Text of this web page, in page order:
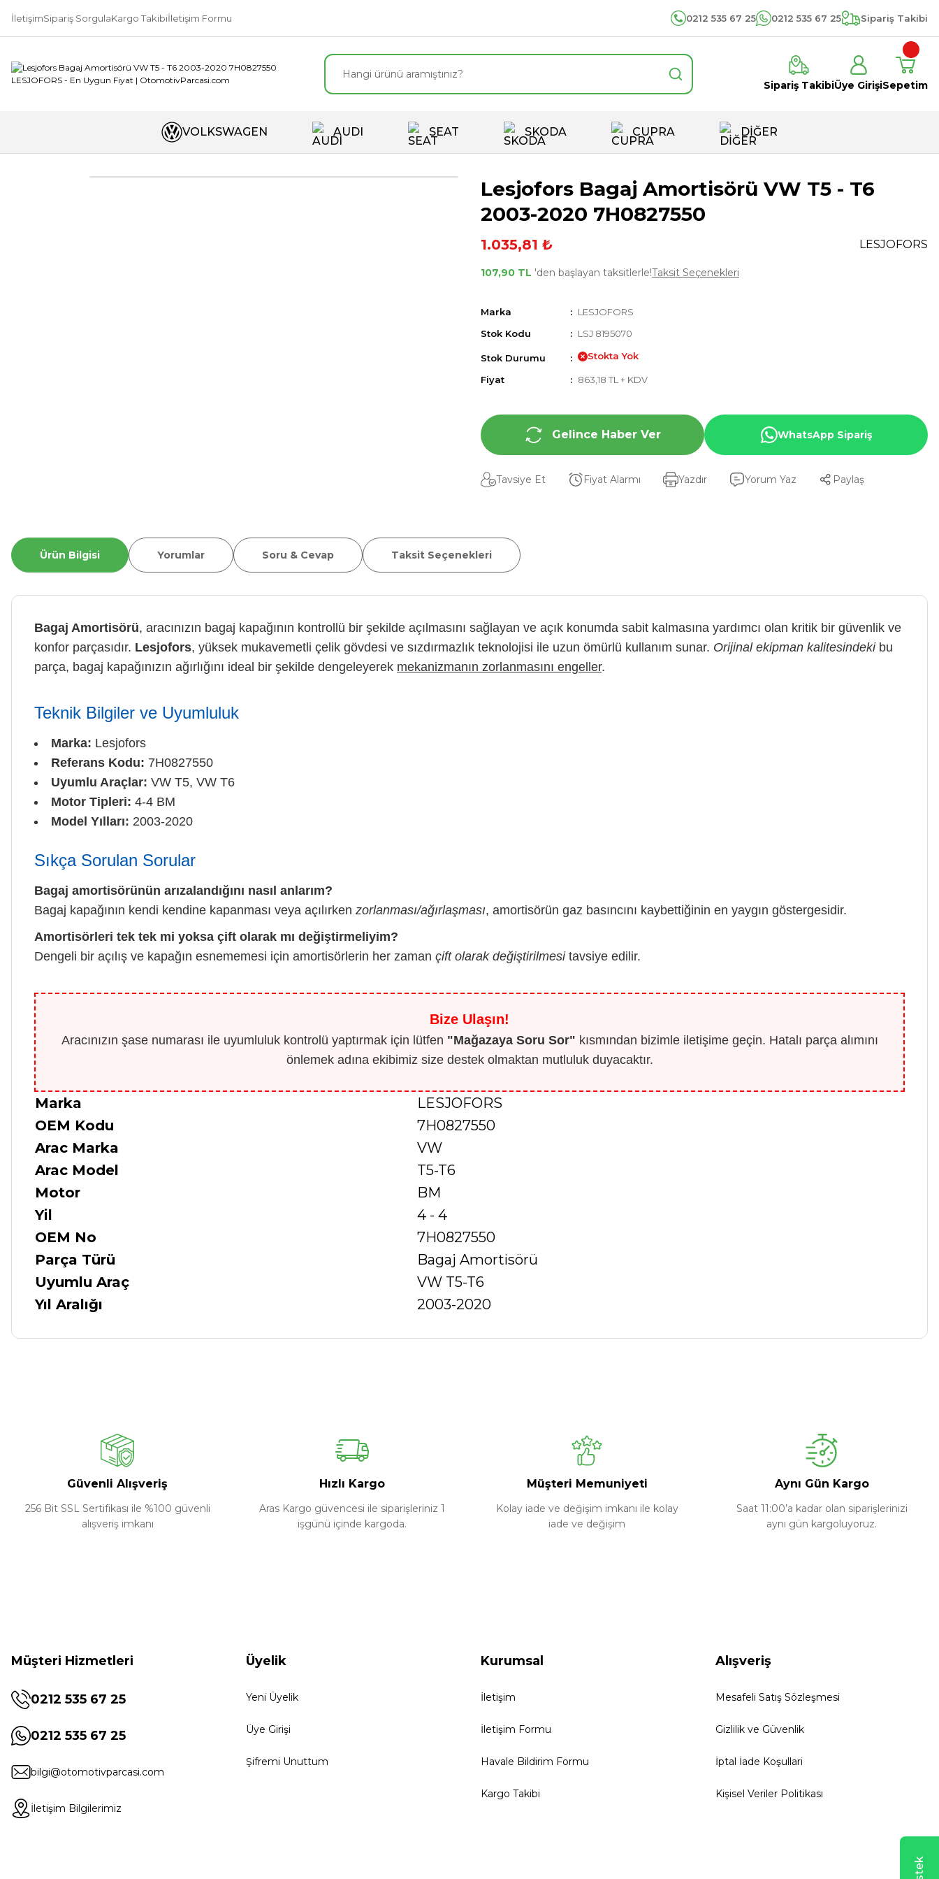
İletişimSipariş SorgulaKargo Takibiİletişim Formu 0212 535 67 25 0212 535 67 25 Sipariş Takibi
Sipariş TakibiÜye GirişiSepetim
VOLKSWAGEN AUDI SEAT SKODA CUPRA DİĞER
Lesjofors Bagaj Amortisörü VW T5 - T6
2003-2020 7H0827550
1.035,81 ₺ LESJOFORS
107,90 TL 'den başlayan taksitlerle!Taksit Seçenekleri
Marka
LESJOFORS
Stok Kodu
LSJ 8195070
Stok Durumu Stokta Yok
Fiyat 863,18 TL + KDV
Gelince Haber Ver WhatsApp Sipariş
Tavsiye Et Fiyat Alarmı Yazdır Yorum Yaz Paylaş
Ürün Bilgisi Yorumlar Soru & Cevap Taksit Seçenekleri
Bagaj Amortisörü, aracınızın bagaj kapağının kontrollü bir şekilde açılmasını sağlayan ve açık konumda sabit kalmasına yardımcı olan kritik bir güvenlik ve
konfor parçasıdır. Lesjofors, yüksek mukavemetli çelik gövdesi ve sızdırmazlık teknolojisi ile uzun ömürlü kullanım sunar. Orijinal ekipman kalitesindekibu
parça, bagaj kapağınızın ağırlığını ideal bir şekilde dengeleyerek mekanizmanın zorlanmasını engeller.
Teknik Bilgiler ve Uyumluluk
Marka: Lesjofors
Referans Kodu: 7H0827550
Uyumlu Araçlar: VW T5, VW T6
Motor Tipleri: 4-4 BM
Model Yılları: 2003-2020
Sıkça Sorulan Sorular
Bagaj amortisörünün arızalandığını nasıl anlarım?
Bagaj kapağının kendi kendine kapanması veya açılırken zorlanması/ağırlaşması, amortisörün gaz basıncını kaybettiğinin en yaygın göstergesidir.
Amortisörleri tek tek mi yoksa çift olarak mı değiştirmeliyim?
Dengeli bir açılış ve kapağın esnememesi için amortisörlerin her zaman çift olarak değiştirilmesitavsiye edilir.
Bize Ulaşın!
Aracınızın şase numarası ile uyumluluk kontrolü yaptırmak için lütfen "Mağazaya Soru Sor" kısmından bizimle iletişime geçin. Hatalı parça alımını
önlemek adına ekibimiz size destek olmaktan mutluluk duyacaktır.
Marka
LESJOFORS
OEM Kodu
7H0827550
Arac Marka
VW
Arac Model
T5-T6
Motor
BM
Yil
4 - 4
OEM No
7H0827550
Parça Türü
Bagaj Amortisörü
Uyumlu Araç
VW T5-T6
Yıl Aralığı
2003-2020
Güvenli Alışveriş
256 Bit SSL Sertifikası ile %100 güvenli
alışveriş imkanı
Hızlı Kargo
Aras Kargo güvencesi ile siparişleriniz 1
işgünü içinde kargoda.
Müşteri Memuniyeti
Kolay iade ve değişim imkanı ile kolay
iade ve değişim
Aynı Gün Kargo
Saat 11:00’a kadar olan siparişlerinizi
aynı gün kargoluyoruz.
Müşteri Hizmetleri
0212 535 67 25
0212 535 67 25
bilgi@otomotivparcasi.com
İletişim Bilgilerimiz
Üyelik
Yeni Üyelik
Üye Girişi
Şifremi Unuttum
Kurumsal
İletişim
İletişim Formu
Havale Bildirim Formu
Kargo Takibi
Alışveriş
Mesafeli Satış Sözleşmesi
Gizlilik ve Güvenlik
İptal İade Koşullari
Kişisel Veriler Politikası